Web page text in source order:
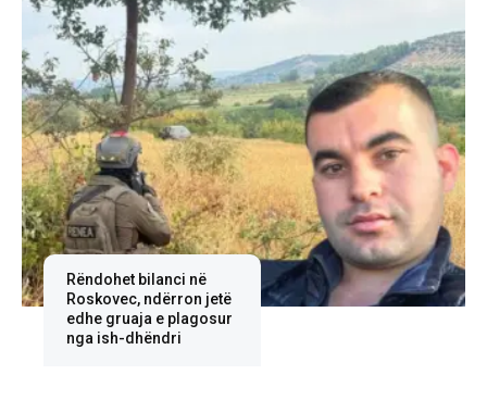
Rëndohet bilanci në
Roskovec, ndërron jetë
edhe gruaja e plagosur
nga ish-dhëndri